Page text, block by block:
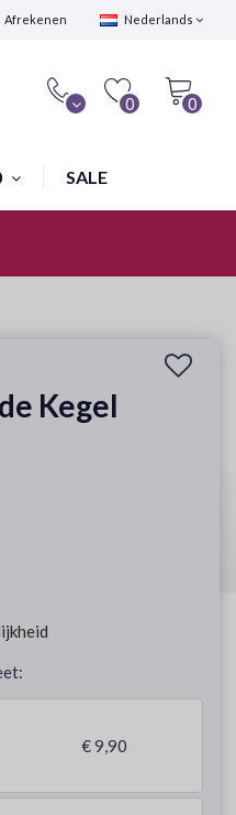
Nederlands
Afrekenen
0
0
SALE
Kegel
€ 9,90